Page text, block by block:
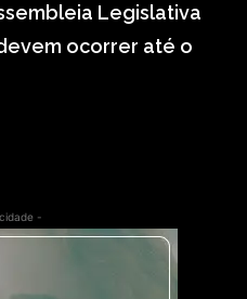
Legislativa
ocorrer até o
-